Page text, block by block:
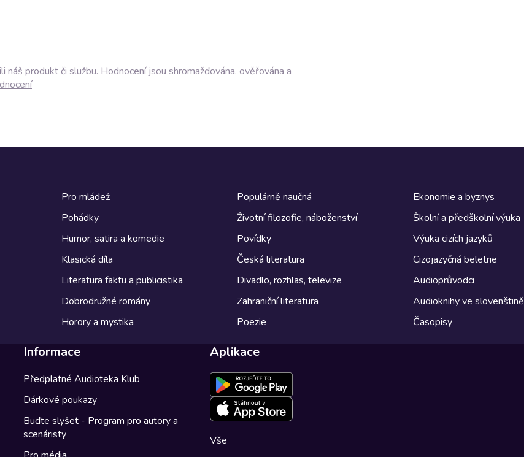
produkt či službu. Hodnocení jsou shromažďována, ověřována a
Pro mládež
Pohádky
Humor, satira a komedie
Klasická díla
Literatura faktu a publicistika
Dobrodružné romány
Horory a mystika
Populárně naučná
Životní filozofie, náboženství
Povídky
Česká literatura
Divadlo, rozhlas, televize
Zahraniční literatura
Poezie
Ekonomie a byznys
Školní a předškolní výuka
Výuka cizích jazyků
Cizojazyčná beletrie
Audioprůvodci
Audioknihy ve slovenštině
Časopisy
Informace
Předplatné Audioteka Klub
Dárkové poukazy
Buďte slyšet - Program pro autory a
scenáristy
Aplikace
Vše